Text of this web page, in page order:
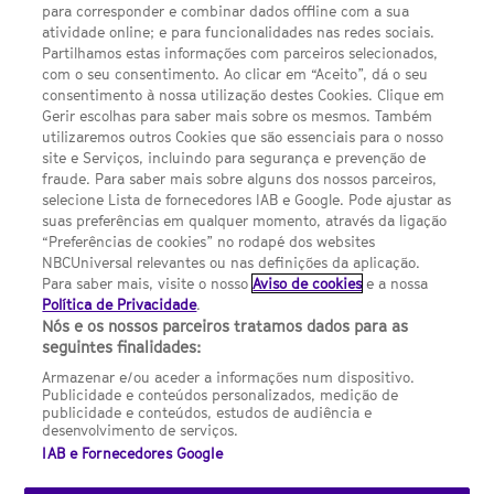
Escolhas de Anúncios
Política de privacidade
Termos E Condições
FILMES
UMA DIVISÃO DA NBCUNIVERSAL
Contact us by email: contact.SYFYPortugal@ncbuni.com
NBC Universal Global Networks España S.L.U. is wholly owned
by Universal Studios International BV
NBC Universal Global Networks, S.L.U. Paseo de la Castellana,
95. Planta 10 Edificio Torre Europa 28046 Madrid B-82227893
SYFY Portugal is subject to Spanish jurisdiction and regulated
para corresponder e combinar dados offline com a sua
atividade online; e para funcionalidades nas redes sociais.
Partilhamos estas informações com parceiros selecionados,
com o seu consentimento. Ao clicar em “Aceito”, dá o seu
consentimento à nossa utilização destes Cookies. Clique em
Gerir escolhas para saber mais sobre os mesmos. Também
utilizaremos outros Cookies que são essenciais para o nosso
site e Serviços, incluindo para segurança e prevenção de
fraude. Para saber mais sobre alguns dos nossos parceiros,
selecione Lista de fornecedores IAB e Google. Pode ajustar as
suas preferências em qualquer momento, através da ligação
“Preferências de cookies” no rodapé dos websites
NBCUniversal relevantes ou nas definições da aplicação.
Para saber mais, visite o nossoAviso de cookies e a nossa
Política de Privacidade.
Nós e os nossos parceiros tratamos dados para as
seguintes finalidades:
Armazenar e/ou aceder a informações num dispositivo.
Publicidade e conteúdos personalizados, medição de
publicidade e conteúdos, estudos de audiência e
desenvolvimento de serviços.
IAB e Fornecedores Google